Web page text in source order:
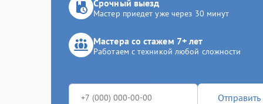
Срочный выезд
Мастер приедет уже через 30 минут
Мастера со стажем 7+ лет
Работаем с техникой любой сложности
Отправить